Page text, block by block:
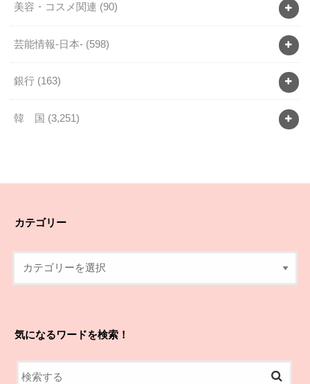
美容・コスメ関連 (90)
芸能情報-日本- (598)
銀行 (163)
韓 国 (3,251)
カテゴリー
気になるワードを検索！